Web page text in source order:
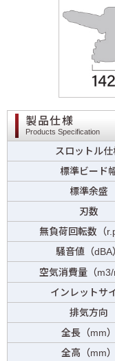
製品仕様
Products Specification
スロットル仕
標準ビード
標準余盛
刃数
無負荷回転数（
騒音値（dBA
空気消費量（m3/
インレットサ
排気方向
全長（mm）
全高（mm）